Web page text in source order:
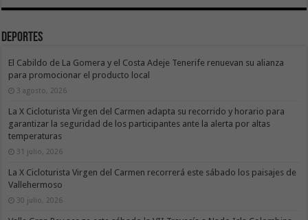
Deportes
El Cabildo de La Gomera y el Costa Adeje Tenerife renuevan su alianza
para promocionar el producto local
3 agosto, 2026
La X Cicloturista Virgen del Carmen adapta su recorrido y horario para
garantizar la seguridad de los participantes ante la alerta por altas
temperaturas
31 julio, 2026
La X Cicloturista Virgen del Carmen recorrerá este sábado los paisajes de
Vallehermoso
30 julio, 2026